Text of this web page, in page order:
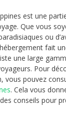
est une
Que vous
ou
fait
une large
Pour
vous pouvez
. Cela vous
conseils pour